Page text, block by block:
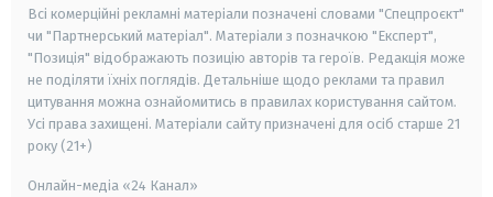
Всі комерційні рекламні матеріали позначені словами "Спецпроєкт"
чи "Партнерський матеріал". Матеріали з позначкою "Експерт",
"Позиція" відображають позицію авторів та героїв. Редакція може
не поділяти їхніх поглядів. Детальніше щодо реклами та правил
цитування можна ознайомитись в правилах користування сайтом.
Усі права захищені. Матеріали сайту призначені для осіб старше 21
року (21+)
Онлайн-медіа «24 Канал»